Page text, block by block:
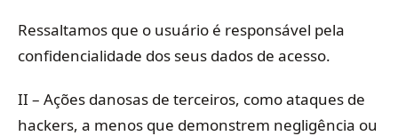
Ressaltamos que o usuário é responsável pela
confidencialidade dos seus dados de acesso.
II – Ações danosas de terceiros, como ataques de
hackers, a menos que demonstrem negligência ou